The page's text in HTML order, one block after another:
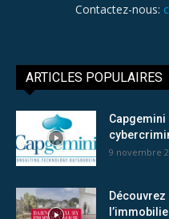
Contactez-nous:
ARTICLES POPULAIRES
Capgemini
9 novembre